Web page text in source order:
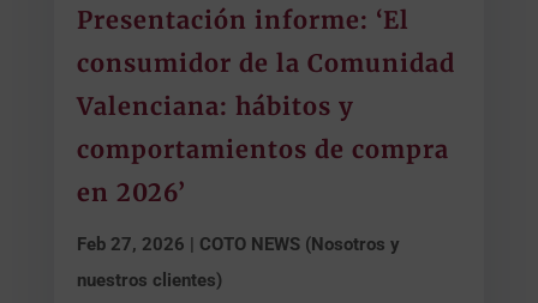
Presentación informe: ‘El
consumidor de la Comunidad
Valenciana: hábitos y
comportamientos de compra
en 2026’
Feb 27, 2026 | COTO NEWS (Nosotros y
nuestros clientes)